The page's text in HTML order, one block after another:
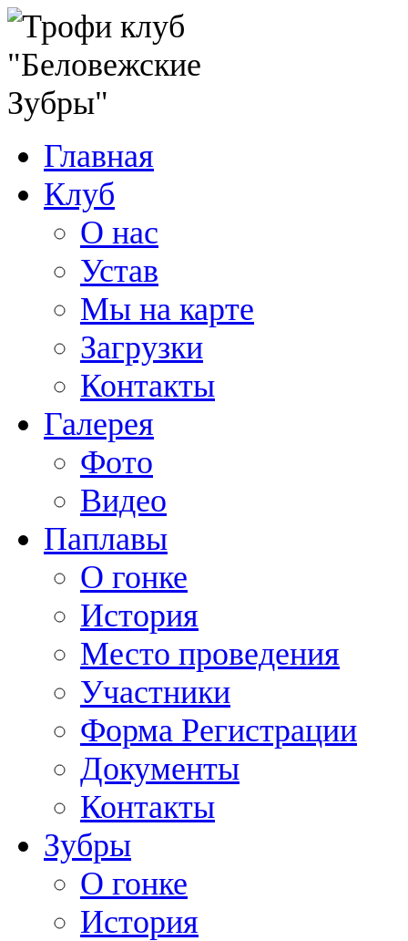
Главная
Клуб
О нас
Устав
Мы на карте
Загрузки
Контакты
Галерея
Фото
Видео
Паплавы
О гонке
История
Место проведения
Участники
Форма Регистрации
Документы
Контакты
Зубры
О гонке
История